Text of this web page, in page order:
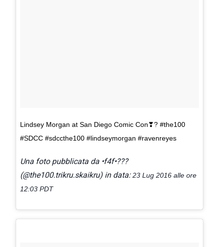
Lindsey Morgan at San Diego Comic Con❣? #the100
#SDCC #sdccthe100 #lindseymorgan #ravenreyes
Una foto pubblicata da •f4f•???
(@the100.trikru.skaikru) in data:23 Lug 2016 alle ore
12:03 PDT